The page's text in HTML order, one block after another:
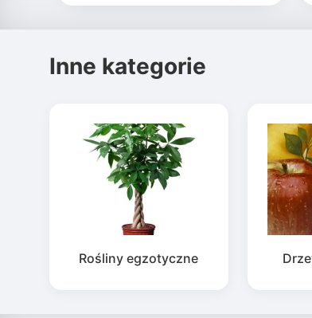
Inne kategorie
Rośliny egzotyczne